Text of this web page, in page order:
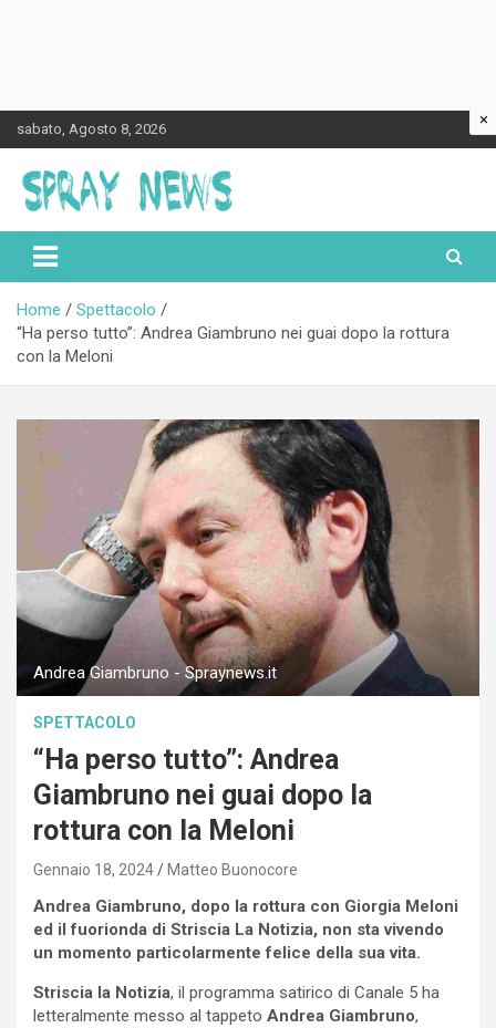
to
content
sabato, Agosto 8, 2026
Spraynews.it
Home
Spettacolo
“Ha perso tutto”: Andrea Giambruno nei guai dopo la rottura
con la Meloni
Andrea Giambruno - Spraynews.it
SPETTACOLO
“Ha perso tutto”: Andrea
Giambruno nei guai dopo la
rottura con la Meloni
Gennaio 18, 2024 Matteo Buonocore
Andrea Giambruno, dopo la rottura con Giorgia Meloni
ed il fuorionda di Striscia La Notizia, non sta vivendo
un momento particolarmente felice della sua vita.
Striscia la Notizia, il programma satirico di Canale 5 ha
letteralmente messo al tappeto Andrea Giambruno,
×